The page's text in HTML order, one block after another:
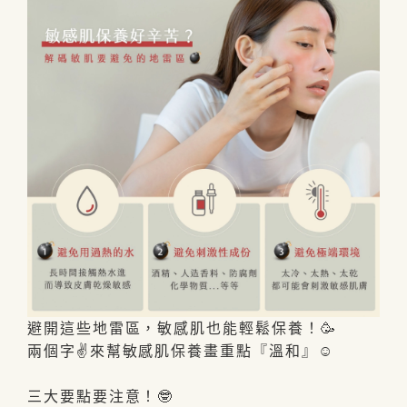
避開這些地雷區，敏感肌也能輕鬆保養！🥳
兩個字✌️來幫敏感肌保養畫重點『溫和』☺️
三大要點要注意！🤓